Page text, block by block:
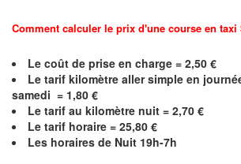
Comment calculer le prix d'une course en taxi
Le coût de prise en charge = 2,50 €
Le tarif kilomètre aller simple en
samedi = 1,80 €
Le tarif au kilomètre nuit = 2,70 €
Le tarif horaire = 25,80 €
Les horaires de Nuit 19h-7h